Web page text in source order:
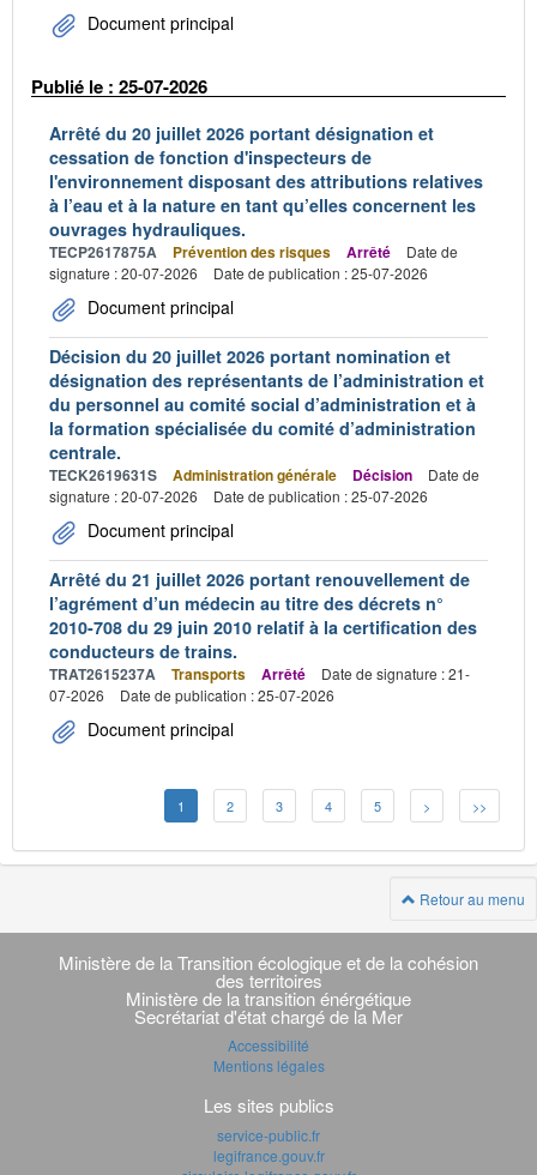
Document principal
Publié le : 25-07-2026
Arrêté du 20 juillet 2026 portant désignation et
cessation de fonction d'inspecteurs de
l'environnement disposant des attributions relatives
à l’eau et à la nature en tant qu’elles concernent les
ouvrages hydrauliques.
TECP2617875A Prévention des risques Arrêté
Date de
signature : 20-07-2026
Date de publication : 25-07-2026
Document principal
Décision du 20 juillet 2026 portant nomination et
désignation des représentants de l’administration et
du personnel au comité social d’administration et à
la formation spécialisée du comité d’administration
centrale.
TECK2619631S Administration générale Décision
Date de
signature : 20-07-2026
Date de publication : 25-07-2026
Document principal
Arrêté du 21 juillet 2026 portant renouvellement de
l’agrément d’un médecin au titre des décrets n°
2010-708 du 29 juin 2010 relatif à la certification des
conducteurs de trains.
TRAT2615237A Transports Arrêté
Date de signature : 21-
07-2026
Date de publication : 25-07-2026
Document principal
1 2 3 4 5 > >>
Retour au menu
Navigation
transverse
Ministère de la Transition écologique et de la cohésion
des territoires
Ministère de la transition énérgétique
Secrétariat d'état chargé de la Mer
Accessibilité
Mentions légales
Les sites publics
service-public.fr
legifrance.gouv.fr